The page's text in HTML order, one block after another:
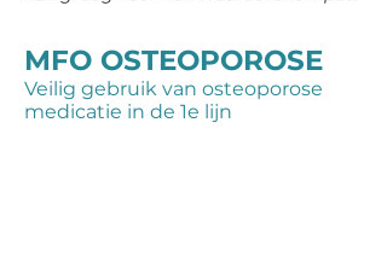
MFO OSTEOPOROSE
Veilig gebruik van osteoporose
medicatie in de 1e lijn